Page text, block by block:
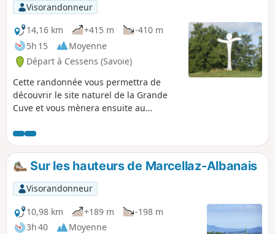
Visorandonneur
14,16 km
+415 m
-410 m
5h 15
Moyenne
Départ à Cessens (Savoie)
Cette randonnée vous permettra de
découvrir le site naturel de la Grande
Cuve et vous mènera ensuite au
d'orientation. Découvrez également
l'habitat traditionnel de ces montagnes
au hameau de Montclergeon.
Sur les hauteurs de Marcellaz-Albanais
Visorandonneur
10,98 km
+189 m
-198 m
3h 40
Moyenne